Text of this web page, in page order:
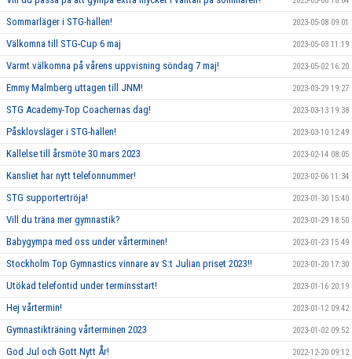
Sommarläger i STG-hallen! 2023-05-08 09:01
Välkomna till STG-Cup 6 maj 2023-05-03 11:19
Varmt välkomna på vårens uppvisning söndag 7 maj! 2023-05-02 16:20
Emmy Malmberg uttagen till JNM! 2023-03-29 19:27
STG Academy-Top Coachernas dag! 2023-03-13 19:38
Påsklovsläger i STG-hallen! 2023-03-10 12:49
Kallelse till årsmöte 30 mars 2023 2023-02-14 08:05
Kansliet har nytt telefonnummer! 2023-02-06 11:34
STG supportertröja! 2023-01-30 15:40
Vill du träna mer gymnastik? 2023-01-29 18:50
Babygympa med oss under vårterminen! 2023-01-23 15:49
Stockholm Top Gymnastics vinnare av S:t Julian priset 2023!! 2023-01-20 17:30
Utökad telefontid under terminsstart! 2023-01-16 20:19
Hej vårtermin! 2023-01-12 09:42
Gymnastikträning vårterminen 2023 2023-01-02 09:52
God Jul och Gott Nytt År! 2022-12-20 09:12